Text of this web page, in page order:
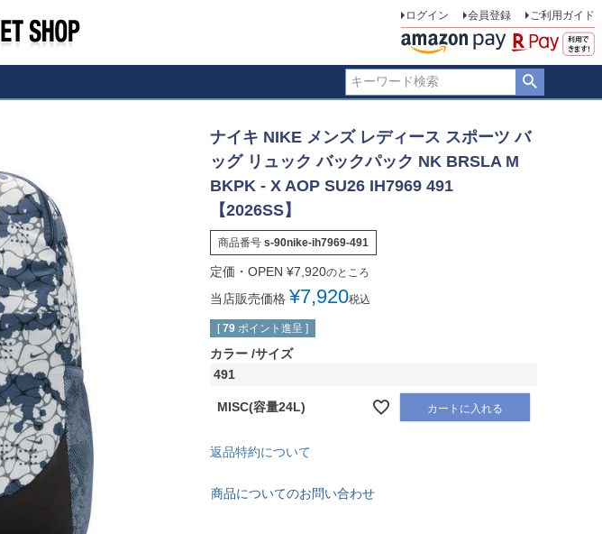
ログイン 会員登録 ご利用ガイド
ナイキ NIKE メンズ レディース スポーツ バ
ッグ リュック バックパック NK BRSLA M
BKPK - X AOP SU26 IH7969 491
【2026SS】
商品番号 s-90nike-ih7969-491
定価・OPEN ¥7,920のところ
当店販売価格 ¥7,920税込
[ 79 ポイント進呈 ]
カラー サイズ
491
MISC(容量24L) カートに入れる
返品特約について
商品についてのお問い合わせ